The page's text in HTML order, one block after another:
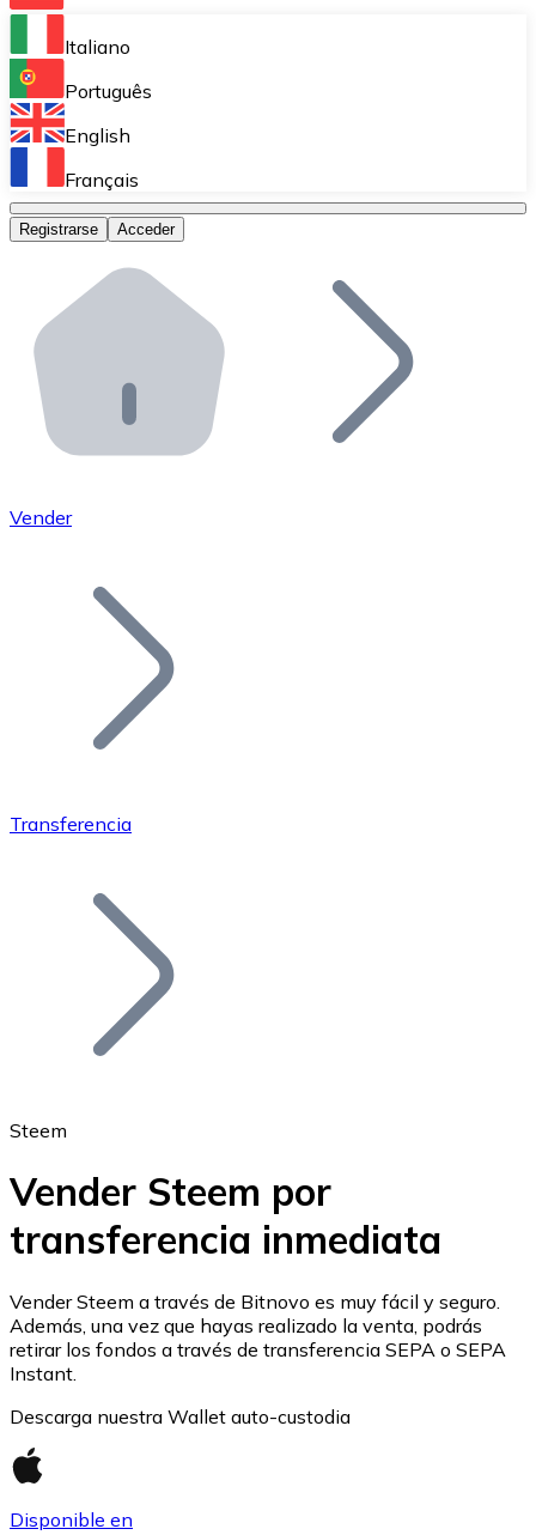
Bitnovo Ramp
Integra nuestra solución en tu plataforma.
Bitnovo Giftcards
Bitnovo OTC
Bitnovo ATM
Integra un ATM Bitnovo en tu negocio y permite que
Bitnovo API
Integra nuestra API en tu ecosistema.
Únete a nuestra red de distribuidores.
Añade tu proyecto a nuestro ecosistema.
Bitcoin
Ethereum
ETH
Italiano
Português
English
Français
Registrarse Acceder
Vender
Transferencia
Steem
Vender Steem por
transferencia inmediata
Vender Steem a través de Bitnovo es muy fácil y seguro.
Además, una vez que hayas realizado la venta, podrás
retirar los fondos a través de transferencia SEPA o SEPA
Instant.
Descarga nuestra Wallet auto-custodia
Disponible en